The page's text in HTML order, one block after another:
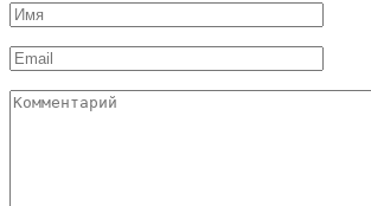
Имя
*
Email
*
Комментарий